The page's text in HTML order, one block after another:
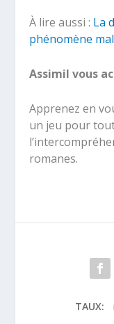
À lire aussi : La
phénomène
Assimil vous
Apprenez en
un jeu pour
romanes.
TAUX: